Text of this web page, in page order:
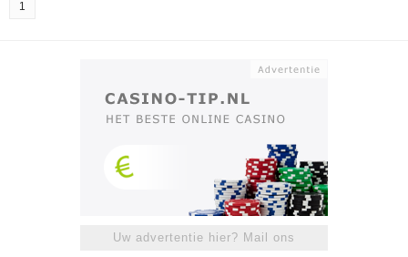
1
Uw advertentie hier? Mail ons